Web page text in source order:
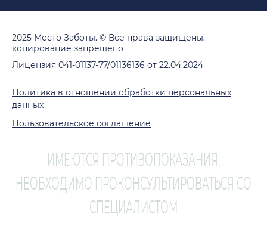
2025 Место Заботы. © Все права защищены,
копирование запрещено
Лицензия 041-01137-77/01136136 от 22.04.2024
Политика в отношении обработки персональных
данных
Пользовательское соглашение
ИМЕЮТСЯ ПРОТИВОПОКАЗАНИЯ.
НЕОБХОДИМО ПРОКОНСУЛЬТИРОВАТЬСЯ СО
СПЕЦИАЛИСТОМ